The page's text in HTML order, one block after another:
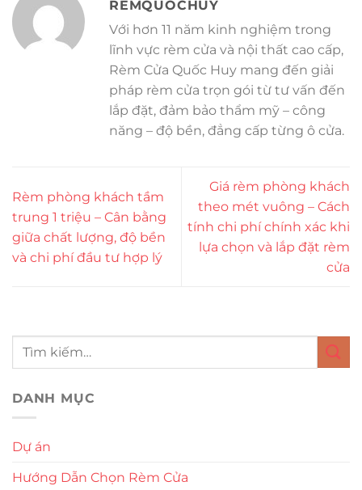
REMQUOCHUY
Với hơn 11 năm kinh nghiệm trong
lĩnh vực rèm cửa và nội thất cao cấp,
Rèm Cửa Quốc Huy mang đến giải
pháp rèm cửa trọn gói từ tư vấn đến
lắp đặt, đảm bảo thẩm mỹ – công
năng – độ bền, đẳng cấp từng ô cửa.
Rèm phòng khách tầm
trung 1 triệu – Cân bằng
giữa chất lượng, độ bền
và chi phí đầu tư hợp lý
Giá rèm phòng khách
theo mét vuông – Cách
tính chi phí chính xác khi
lựa chọn và lắp đặt rèm
cửa
DANH MỤC
Dự án
Hướng Dẫn Chọn Rèm Cửa